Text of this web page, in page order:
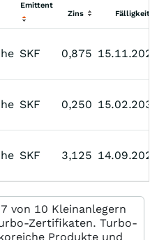
Emittent
Zins
Fälligkeit
SKF 0,875
SKF 0,250
SKF 3,125
von 10 Kleinanlegern
Zertifikaten. Turbo-
Produkte und